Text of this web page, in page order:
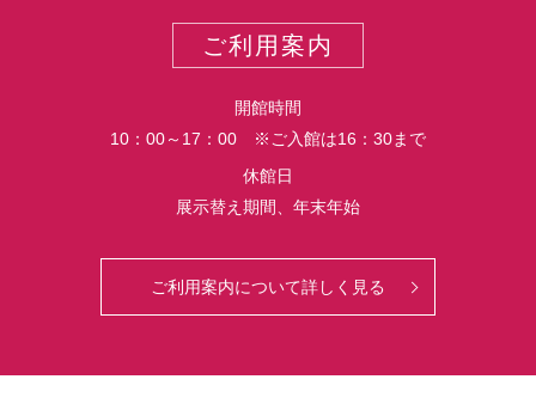
ご利用案内
開館時間
10：00～17：00 ※ご入館は16：30まで
休館日
展示替え期間、年末年始
ご利用案内について詳しく見る